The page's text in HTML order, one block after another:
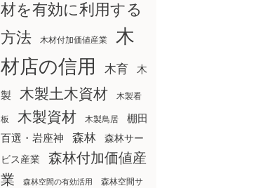
材を有効に利用する
方法
木材付加価値産業
木
材店の信用
木育 木
製 木製土木資材 木製看
板 木製資材 木製鳥居
棚田
百選・岩座神
森林
森林サー
ビス産業
森林付加価値産
業
森林空間の有効活用
森林空間サ